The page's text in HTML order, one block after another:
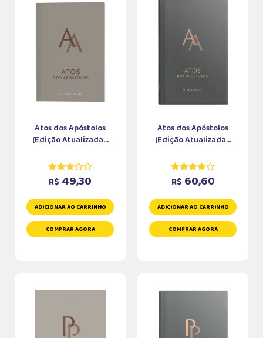
Atos dos Apóstolos
(Edição Atualizada...
R$ 49,30
ADICIONAR AO CARRINHO
COMPRAR AGORA
Atos dos Apóstolos
(Edição Atualizada...
R$ 60,60
ADICIONAR AO CARRINHO
COMPRAR AGORA